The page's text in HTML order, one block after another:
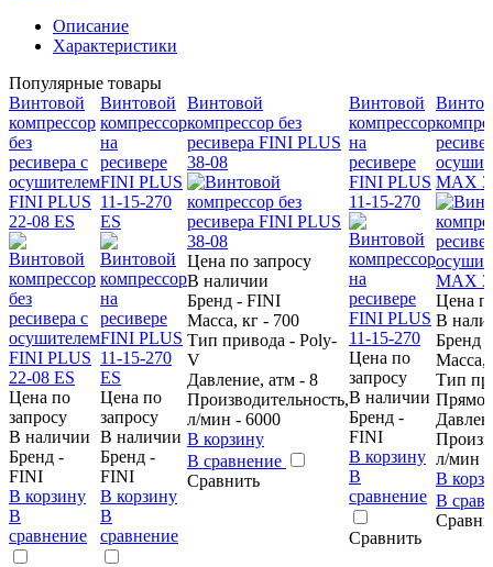
Описание
Характеристики
Популярные товары
Винтовой
компрессор
без
ресивера с
осушителем
FINI PLUS
22-08 ES
Цена по
запросу
В наличии
Бренд -
FINI
В корзину
В
сравнение
Винтовой
компрессор
на
ресивере
FINI PLUS
11-15-270
ES
Цена по
запросу
В наличии
Бренд -
FINI
В корзину
В
сравнение
Винтовой
компрессор без
ресивера FINI PLUS
38-08
Цена по запросу
В наличии
Бренд - FINI
Масса, кг - 700
Тип привода - Poly-
V
Давление, атм - 8
Производительность,
л/мин - 6000
В корзину
В сравнение
Сравнить
Винтовой
компрессор
на
ресивере
FINI PLUS
11-15-270
Цена по
запросу
В наличии
Бренд -
FINI
В корзину
В
сравнение
Сравнить
MAX
Цена
В
Бренд
Масса,
Тип
л/мин -
В
В